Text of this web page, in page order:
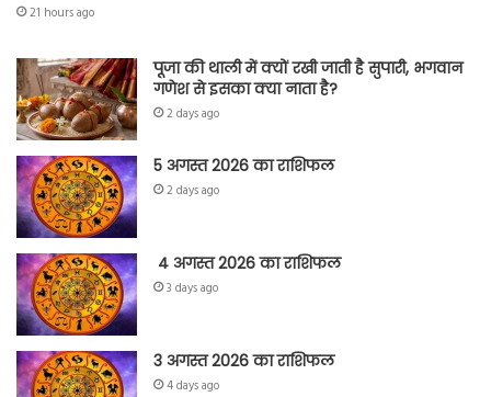
21 hours ago
पूजा की थाली में क्यों रखी जाती है सुपारी, भगवान
गणेश से इसका क्या नाता है?
2 days ago
5 अगस्त 2026 का राशिफल
2 days ago
4 अगस्त 2026 का राशिफल
3 days ago
3 अगस्त 2026 का राशिफल
4 days ago